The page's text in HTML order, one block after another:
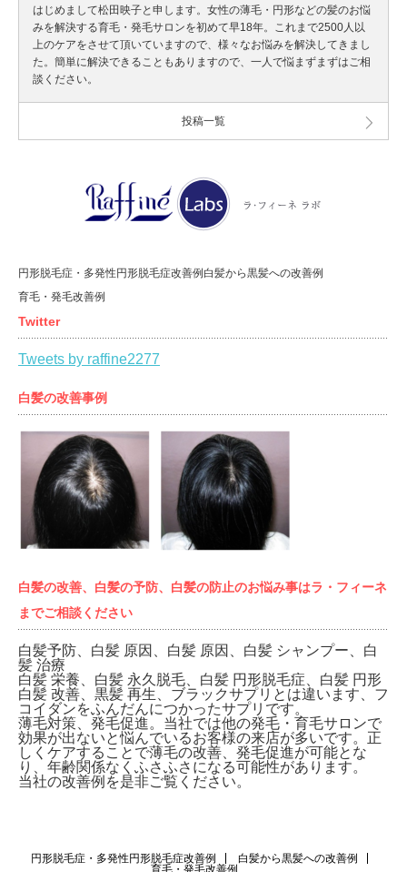
はじめまして松田映子と申します。女性の薄毛・円形などの髪のお悩
みを解決する育毛・発毛サロンを初めて早18年。これまで2500人以
上のケアをさせて頂いていますので、様々なお悩みを解決してきまし
た。簡単に解決できることもありますので、一人で悩まずまずはご相
談ください。
投稿一覧
円形脱毛症・多発性円形脱毛症改善例白髪から黒髪への改善例
育毛・発毛改善例
Twitter
Tweets by raffine2277
白髪の改善事例
白髪の改善、白髪の予防、白髪の防止のお悩み事はラ・フィーネ
までご相談ください
白髪予防、白髪 原因、白髪 原因、白髪 シャンプー、白
髪 治療
白髪 栄養、白髪 永久脱毛、白髪 円形脱毛症、白髪 円形
白髪 改善、黒髪 再生、ブラックサプリとは違います、フ
コイダンをふんだんにつかったサプリです。
薄毛対策、発毛促進。当社では他の発毛・育毛サロンで
効果が出ないと悩んでいるお客様の来店が多いです。正
しくケアすることで薄毛の改善、発毛促進が可能とな
り、年齢関係なくふさふさになる可能性があります。
当社の改善例を是非ご覧ください。
円形脱毛症・多発性円形脱毛症改善例
白髪から黒髪への改善例
育毛・発毛改善例